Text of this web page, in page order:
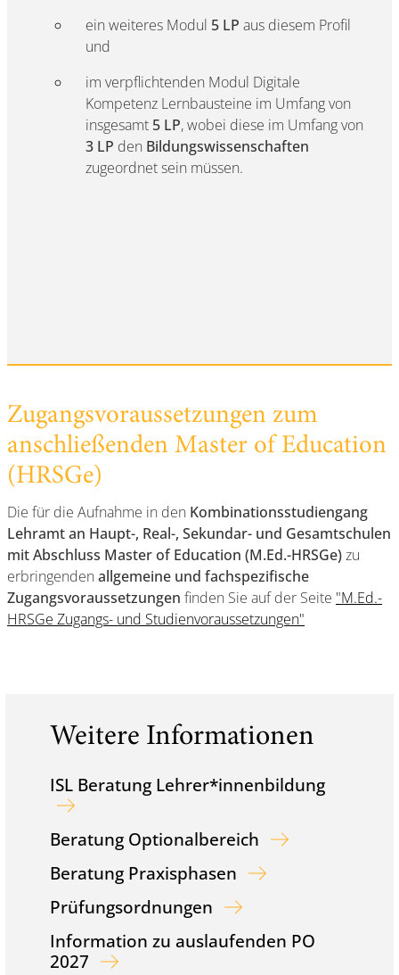
ein weiteres Modul 5 LP aus diesem Profil
und
im verpflichtenden Modul Digitale
Kompetenz Lernbausteine im Umfang von
insgesamt 5 LP, wobei diese im Umfang von
3 LP den Bildungswissenschaften
zugeordnet sein müssen.
Zugangsvoraussetzungen zum
anschließenden Master of Education
(HRSGe)
Die für die Aufnahme in den Kombinationsstudiengang
Lehramt an Haupt-, Real-, Sekundar- und Gesamtschulen
mit Abschluss Master of Education (M.Ed.-HRSGe)zu
erbringenden allgemeine und fachspezifische
Zugangsvoraussetzungen finden Sie auf der Seite "M.Ed.-
HRSGe Zugangs- und Studienvoraussetzungen"
Weitere Informationen
ISL Beratung Lehrer*innenbildung
Beratung Optionalbereich
Beratung Praxisphasen
Prüfungsordnungen
Information zu auslaufenden PO
2027